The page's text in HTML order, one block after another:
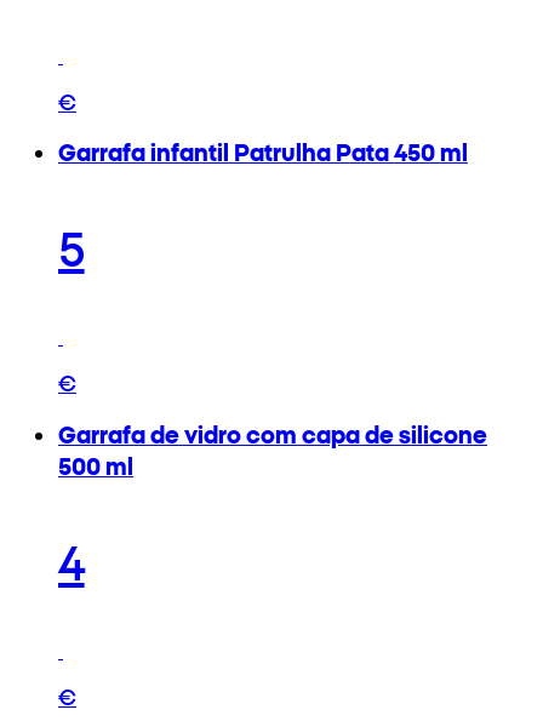
€
Garrafa infantil Patrulha Pata 450 ml
5
€
Garrafa de vidro com capa de silicone
500 ml
4
€